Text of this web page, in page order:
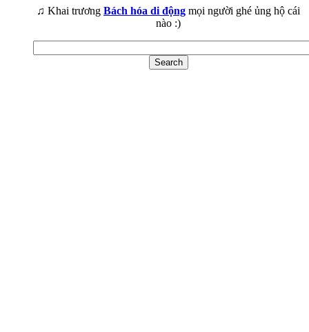
♫ Khai trương Bách hóa di động mọi người ghé ủng hộ cái
nào :)